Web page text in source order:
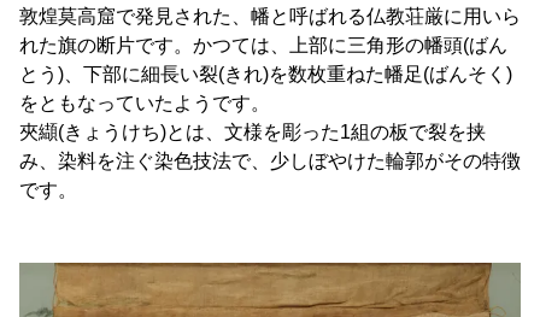
敦煌莫高窟で発見された、幡と呼ばれる仏教荘厳に用いら
れた旗の断片です。かつては、上部に三角形の幡頭(ばん
とう)、下部に細長い裂(きれ)を数枚重ねた幡足(ばんそく)
をともなっていたようです。
夾纈(きょうけち)とは、文様を彫った1組の板で裂を挟
み、染料を注ぐ染色技法で、少しぼやけた輪郭がその特徴
です。